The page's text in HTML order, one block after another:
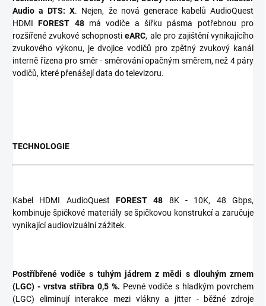
Audio a DTS: X. Nejen, že nová generace kabelů AudioQuest
HDMIFOREST 48má vodiče a šířku pásma potřebnou pro
rozšířené zvukové schopnostieARC, ale pro zajištění vynikajícího
zvukového výkonu, je dvojice vodičů pro zpětný zvukový kanál
interně řízena pro směr - směrování opačným směrem, než 4 páry
vodičů, které přenášejí data do televizoru.
TECHNOLOGIE
Kabel HDMI AudioQuest FOREST 48 8K - 10K, 48 Gbps,
kombinuje špičkové materiály se špičkovou konstrukcí a zaručuje
vynikající audiovizuální zážitek.
Postříbřené vodiče s tuhým jádrem z mědi s dlouhým zrnem
(LGC) - vrstva stříbra 0,5 %. Pevné vodiče s hladkým povrchem
(LGC) eliminují interakce mezi vlákny a jitter - běžné zdroje